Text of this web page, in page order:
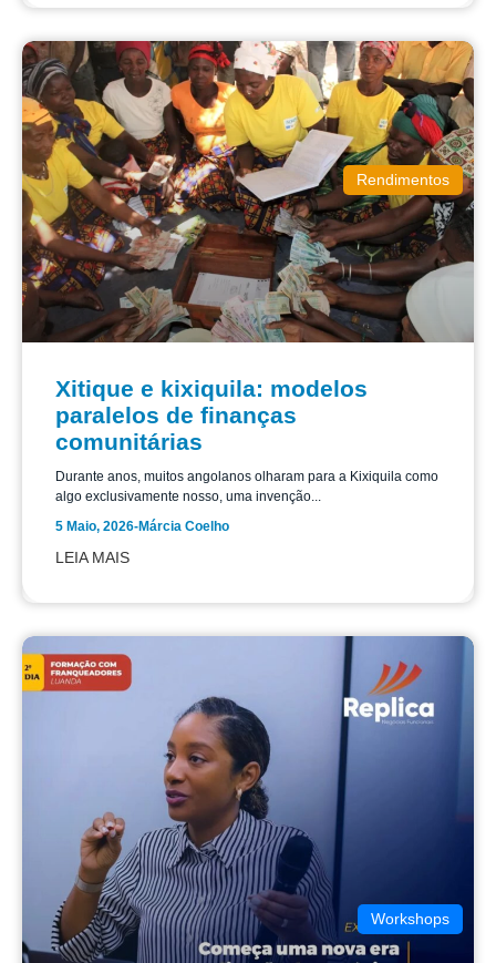
Rendimentos
Xitique e kixiquila: modelos
paralelos de finanças
comunitárias
Durante anos, muitos angolanos olharam para a Kixiquila como
algo exclusivamente nosso, uma invenção...
5 Maio, 2026-Márcia Coelho
LEIA MAIS
Workshops